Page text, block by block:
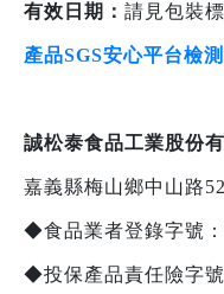
有效日期： 請見包裝
產品SGS安心平台檢
誠松泰食品工業股份
嘉義縣梅山鄉中山路
◆食品業者登錄字號
◆投保產品責任險字